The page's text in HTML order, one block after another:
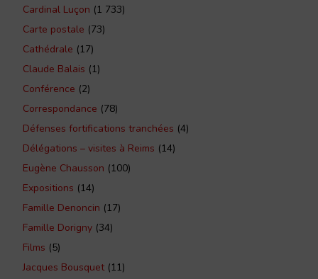
Cardinal Luçon (1 733)
Carte postale (73)
Cathédrale (17)
Claude Balais (1)
Conférence (2)
Correspondance (78)
Défenses fortifications tranchées (4)
Délégations – visites à Reims (14)
Eugène Chausson (100)
Expositions (14)
Famille Denoncin (17)
Famille Dorigny (34)
Films (5)
Jacques Bousquet(11)